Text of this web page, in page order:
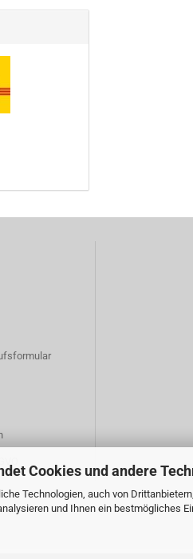
Cookies und andere
Technologien, auch von
und Ihnen ein bestmögliches